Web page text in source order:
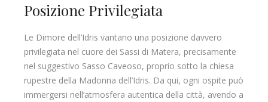
Posizione Privilegiata
Le Dimore dell’Idris vantano una posizione davvero
privilegiata nel cuore dei Sassi di Matera, precisamente
nel suggestivo Sasso Caveoso, proprio sotto la chiesa
rupestre della Madonna dell’Idris. Da qui, ogni ospite può
immergersi nell’atmosfera autentica della città, avendo a